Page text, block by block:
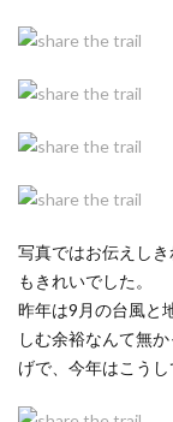
写真ではお伝えし
もきれいでした。
昨年は9月の台風と
しむ余裕なんて無
げで、今年はこうし